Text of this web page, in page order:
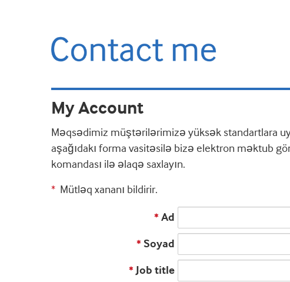
My Account
Məqsədimiz müştərilərimizə yüksək standartlara
aşağıdakı forma vasitəsilə bizə elektron məktub
komandası ilə əlaqə saxlayın.
* Mütləq xananı bildirir.
* Ad
* Soyad
* Job title